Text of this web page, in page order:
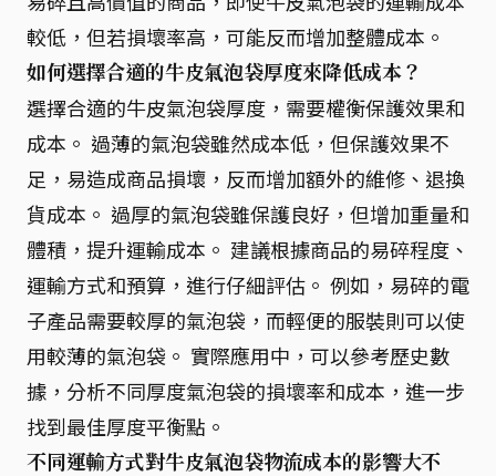
較低，但若損壞率高，可能反而增加整體成本。
如何選擇合適的牛皮氣泡袋厚度來降低成本？
選擇合適的牛皮氣泡袋厚度，需要權衡保護效果和
成本。 過薄的氣泡袋雖然成本低，但保護效果不
足，易造成商品損壞，反而增加額外的維修、退換
貨成本。 過厚的氣泡袋雖保護良好，但增加重量和
體積，提升運輸成本。 建議根據商品的易碎程度、
運輸方式和預算，進行仔細評估。 例如，易碎的電
子產品需要較厚的氣泡袋，而輕便的服裝則可以使
用較薄的氣泡袋。 實際應用中，可以參考歷史數
據，分析不同厚度氣泡袋的損壞率和成本，進一步
找到最佳厚度平衡點。
不同運輸方式對牛皮氣泡袋物流成本的影響大不